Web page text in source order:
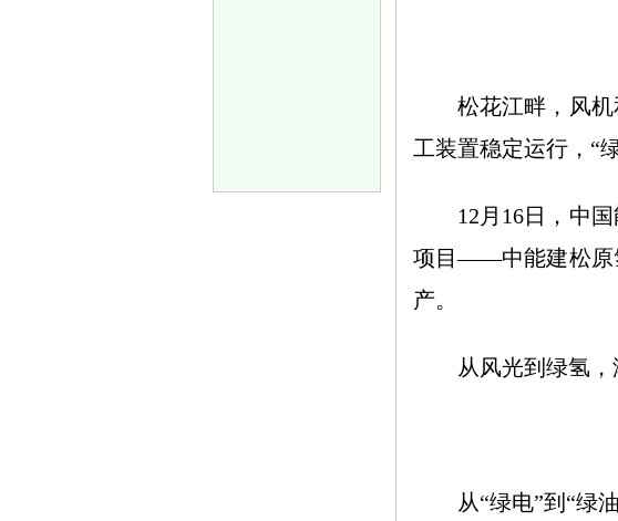
松花江畔，风机
工装置稳定运行，“
12月16日，中国
项目——中能建松原
产。
从风光到绿氢，
从“绿电”到“绿